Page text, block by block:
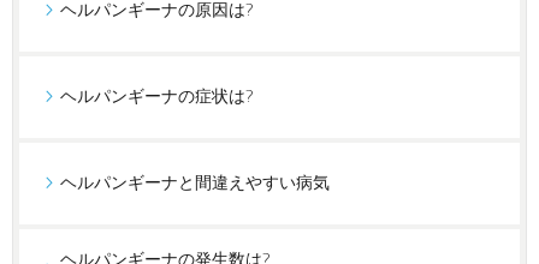
ヘルパンギーナの原因は?
ヘルパンギーナの症状は?
ヘルパンギーナと間違えやすい病気
ヘルパンギーナの発生数は?